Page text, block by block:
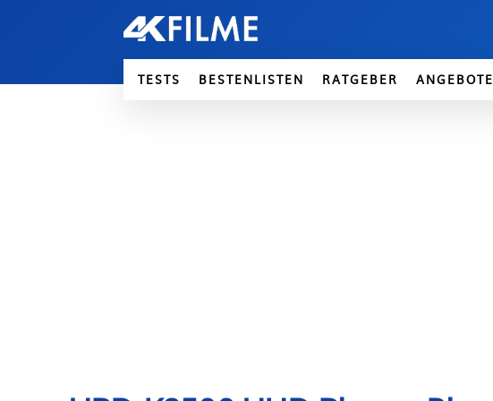
TESTS BESTENLISTEN RATGEBER ANGEBOTE